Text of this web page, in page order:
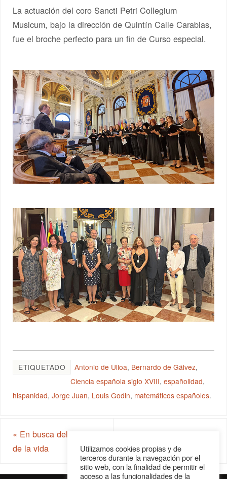
La actuación del coro Sancti Petri Collegium
Musicum, bajo la dirección de Quintín Calle Carabias,
fue el broche perfecto para un fin de Curso especial.
ETIQUETADO Antonio de Ulloa, Bernardo de Gálvez,
Ciencia española siglo XVIII,españolidad,
hispanidad,Jorge Juan, Louis Godin, matemáticos españoles.
« En busca del sentido
de la vida
Antiguo Testamento
Utilizamos cookies propias y de
terceros durante la navegación por el
sitio web, con la finalidad de permitir el
acceso a las funcionalidades de la